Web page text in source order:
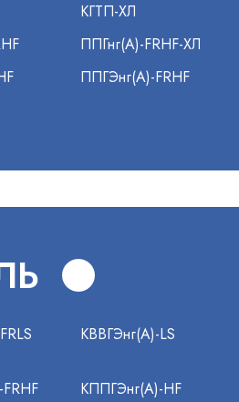
КГТП-ХЛ
ППГнг(А)-FRHF-ХЛ
ППГЭнг(А)-FRHF
КВВГЭнг(А)-LS
КППГЭнг(А)-HF